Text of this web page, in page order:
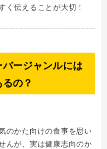
く伝えることが大切！
ージャンルには
の？
のかた向けの食事を思い
んが、実は健康志向のか